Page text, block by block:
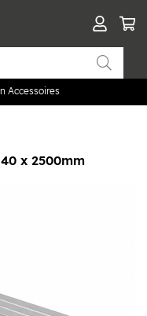
Accessoires
x 2500mm